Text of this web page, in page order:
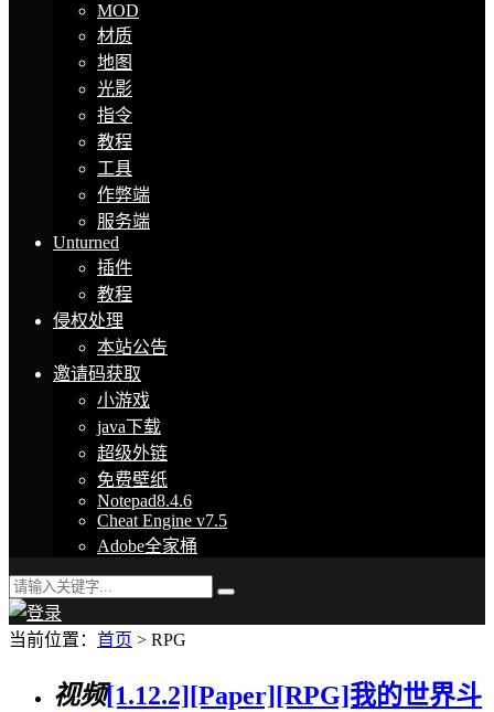
MOD
材质
地图
光影
指令
教程
工具
作弊端
服务端
Unturned
插件
教程
侵权处理
本站公告
邀请码获取
小游戏
java下载
超级外链
免费壁纸
Notepad8.4.6
Cheat Engine v7.5
Adobe全家桶
当前位置： 首页 > RPG
视频[1.12.2][Paper][RPG]我的世界斗